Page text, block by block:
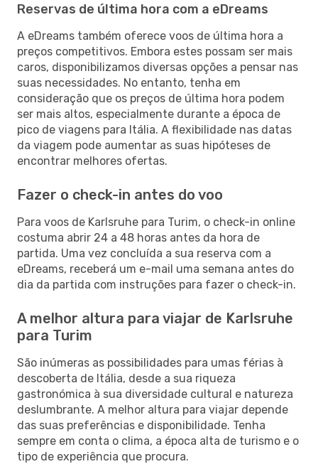
Reservas de última hora com a eDreams
A eDreams também oferece voos de última hora a
preços competitivos. Embora estes possam ser mais
caros, disponibilizamos diversas opções a pensar nas
suas necessidades. No entanto, tenha em
consideração que os preços de última hora podem
ser mais altos, especialmente durante a época de
pico de viagens para Itália. A flexibilidade nas datas
da viagem pode aumentar as suas hipóteses de
encontrar melhores ofertas.
Fazer o check-in antes do voo
Para voos de Karlsruhe para Turim, o check-in online
costuma abrir 24 a 48 horas antes da hora de
partida. Uma vez concluída a sua reserva com a
eDreams, receberá um e-mail uma semana antes do
dia da partida com instruções para fazer o check-in.
A melhor altura para viajar de Karlsruhe
para Turim
São inúmeras as possibilidades para umas férias à
descoberta de Itália, desde a sua riqueza
gastronómica à sua diversidade cultural e natureza
deslumbrante. A melhor altura para viajar depende
das suas preferências e disponibilidade. Tenha
sempre em conta o clima, a época alta de turismo e o
tipo de experiência que procura.